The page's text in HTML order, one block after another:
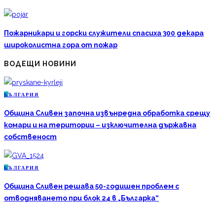
Пожарникари и горски служители спасиха 300 декара
широколистна гора от пожар
ВОДЕЩИ НОВИНИ
Б ЪЛГАРИЯ
Община Сливен започна извънредна обработка срещу
комари и на територии – изключителна държавна
собственост
Б ЪЛГАРИЯ
Община Сливен решава 50-годишен проблем с
отводняването при блок 24 в „Българка“